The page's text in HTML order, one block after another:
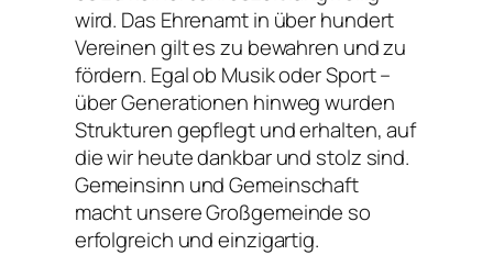
wird. Das Ehrenamt in über hundert
Vereinen gilt es zu bewahren und zu
fördern. Egal ob Musik oder Sport –
über Generationen hinweg wurden
Strukturen gepflegt und erhalten, auf
die wir heute dankbar und stolz sind.
Gemeinsinn und Gemeinschaft
macht unsere Großgemeinde so
erfolgreich und einzigartig.